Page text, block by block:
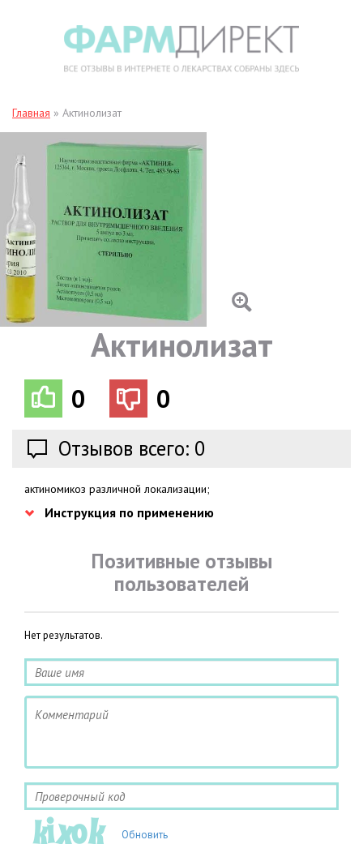
Главная » Актинолизат
Актинолизат
0 0
Отзывов всего: 0
актиномикоз различной локализации;
Инструкция по применению
Позитивные отзывы
пользователей
Нет результатов.
Обновить